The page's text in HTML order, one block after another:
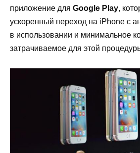
приложение для Google Play,
ускоренный переход на iPhone с
в использовании и минимальное
затрачиваемое для этой